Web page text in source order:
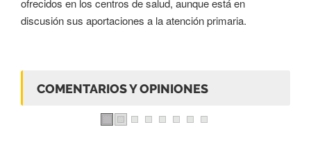
discusión sus aportaciones a la atención primaria.
COMENTARIOS Y OPINIONES